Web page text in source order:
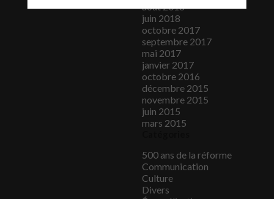
août 2018
juin 2018
octobre 2017
septembre 2017
mai 2017
janvier 2017
octobre 2016
décembre 2015
novembre 2015
juin 2015
mars 2015
500 ans de la réforme
Communication
Culture
Divers